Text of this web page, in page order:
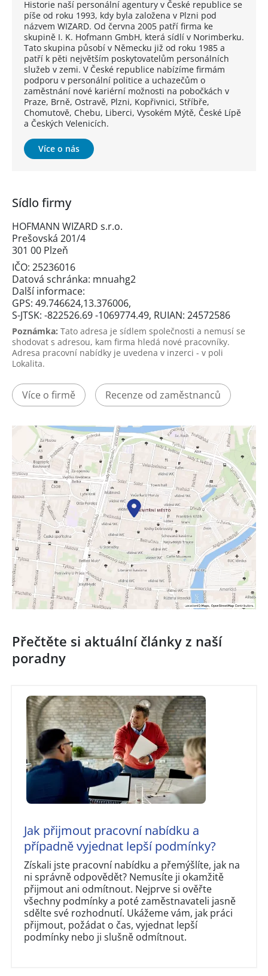
Historie naší personální agentury v České republice se
píše od roku 1993, kdy byla založena v Plzni pod
názvem WIZARD. Od června 2005 patří firma ke
skupině I. K. Hofmann GmbH, která sídlí v Norimberku.
Tato skupina působí v Německu již od roku 1985 a
patří k pěti největším poskytovatelům personálních
služeb v zemi. V České republice nabízíme firmám
podporu v personální politice a uchazečům o
zaměstnání nové kariérní možnosti na pobočkách v
Praze, Brně, Ostravě, Plzni, Kopřivnici, Stříbře,
Chomutově, Chebu, Liberci, Vysokém Mýtě, České Lípě
a Českých Velenicích.
Více o nás
Sídlo firmy
HOFMANN WIZARD s.r.o.
Prešovská 201/4
301 00 Plzeň
IČO: 25236016
Datová schránka: mnuahg2
Další informace:
GPS: 49.746624,13.376006,
S-JTSK: -822526.69 -1069774.49, RUIAN: 24572586
Poznámka: Tato adresa je sídlem společnosti a nemusí se
shodovat s adresou, kam firma hledá nové pracovníky.
Adresa pracovní nabídky je uvedena v inzerci - v poli
Lokalita.
Více o firmě Recenze od zaměstnanců
Přečtěte si aktuální články z naší
poradny
Jak přijmout pracovní nabídku a
případně vyjednat lepší podmínky?
Získali jste pracovní nabídku a přemýšlíte, jak na
ni správně odpovědět? Nemusíte ji okamžitě
přijmout ani odmítnout. Nejprve si ověřte
všechny podmínky a poté zaměstnavateli jasně
sdělte své rozhodnutí. Ukážeme vám, jak práci
přijmout, požádat o čas, vyjednat lepší
podmínky nebo ji slušně odmítnout.